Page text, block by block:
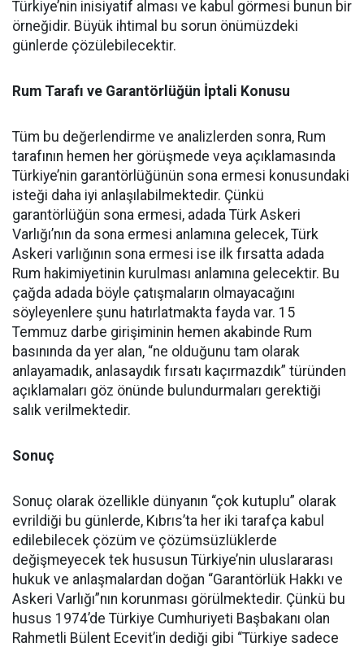
Türkiye’nin inisiyatif alması ve kabul görmesi bunun bir
örneğidir. Büyük ihtimal bu sorun önümüzdeki
günlerde çözülebilecektir.
Rum Tarafı ve Garantörlüğün İptali Konusu
Tüm bu değerlendirme ve analizlerden sonra, Rum
tarafının hemen her görüşmede veya açıklamasında
Türkiye’nin garantörlüğünün sona ermesi konusundaki
isteği daha iyi anlaşılabilmektedir. Çünkü
garantörlüğün sona ermesi, adada Türk Askeri
Varlığı’nın da sona ermesi anlamına gelecek, Türk
Askeri varlığının sona ermesi ise ilk fırsatta adada
Rum hakimiyetinin kurulması anlamına gelecektir. Bu
çağda adada böyle çatışmaların olmayacağını
söyleyenlere şunu hatırlatmakta fayda var. 15
Temmuz darbe girişiminin hemen akabinde Rum
basınında da yer alan, “ne olduğunu tam olarak
anlayamadık, anlasaydık fırsatı kaçırmazdık” türünden
açıklamaları göz önünde bulundurmaları gerektiği
salık verilmektedir.
Sonuç
Sonuç olarak özellikle dünyanın “çok kutuplu” olarak
evrildiği bu günlerde, Kıbrıs’ta her iki tarafça kabul
edilebilecek çözüm ve çözümsüzlüklerde
değişmeyecek tek hususun Türkiye’nin uluslararası
hukuk ve anlaşmalardan doğan “Garantörlük Hakkı ve
Askeri Varlığı”nın korunması görülmektedir. Çünkü bu
husus 1974’de Türkiye Cumhuriyeti Başbakanı olan
Rahmetli Bülent Ecevit’in dediği gibi “Türkiye sadece